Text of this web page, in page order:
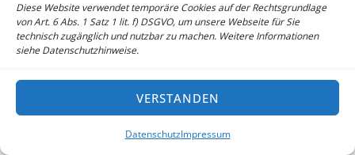
Diese Website verwendet temporäre Cookies auf der Rechtsgrundlage
von Art. 6 Abs. 1 Satz 1 lit. f) DSGVO, um unsere Webseite für Sie
technisch zugänglich und nutzbar zu machen. Weitere Informationen
siehe Datenschutzhinweise.
VERSTANDEN
DatenschutzImpressum